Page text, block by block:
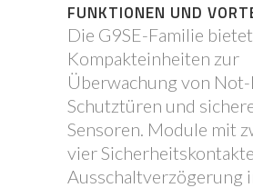
FUNKTIONEN UND
Die G9SE-Familie bietet
Kompakteinheiten zur
Überwachung von
Schutztüren und
Sensoren. Module mit
vier
Ausschaltverzögerung